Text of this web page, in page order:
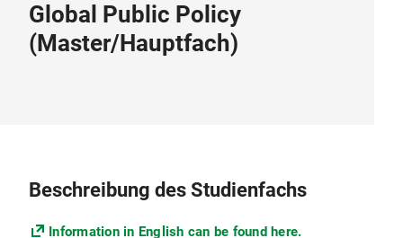
Global Public Policy
(Master/Hauptfach)
Beschreibung des Studienfachs
Information in English can be found here.